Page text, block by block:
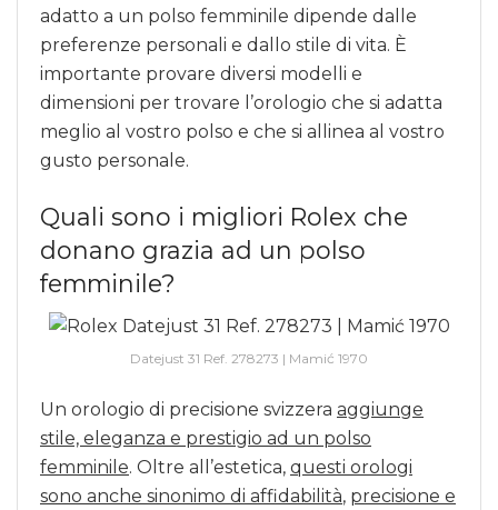
adatto a un polso femminile dipende dalle
preferenze personali e dallo stile di vita. È
importante provare diversi modelli e
dimensioni per trovare l’orologio che si adatta
meglio al vostro polso e che si allinea al vostro
gusto personale.
Quali sono i migliori Rolex che
donano grazia ad un polso
femminile?
Datejust 31 Ref. 278273 | Mamić 1970
Un orologio di precisione svizzera aggiunge
stile, eleganza e prestigio ad un polso
femminile. Oltre all’estetica, questi orologi
sono anche sinonimo di affidabilità, precisione e